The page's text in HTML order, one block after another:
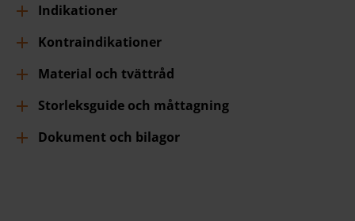
Indikationer
Kontraindikationer
Material och tvättråd
Storleksguide och måttagning
Dokument och bilagor